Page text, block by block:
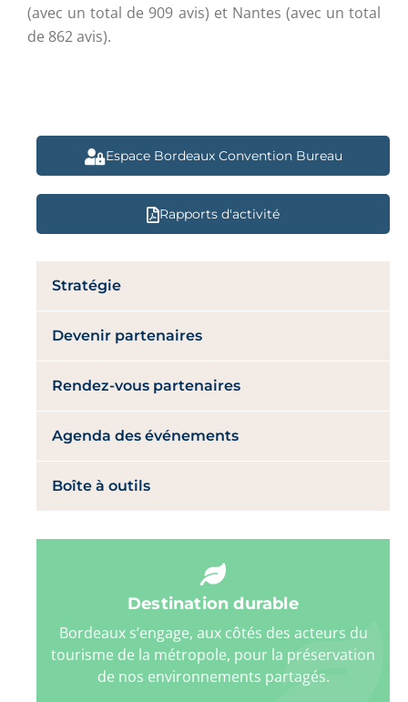
(avec un total de 909 avis) et Nantes (avec un total
de 862 avis).
Espace Bordeaux Convention Bureau
Rapports d'activité
Stratégie
Devenir partenaires
Rendez-vous partenaires
Agenda des événements
Boîte à outils
Destination durable
Bordeaux s’engage, aux côtés des acteurs du
tourisme de la métropole, pour la préservation
de nos environnements partagés.